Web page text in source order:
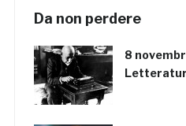
Da non perdere
8